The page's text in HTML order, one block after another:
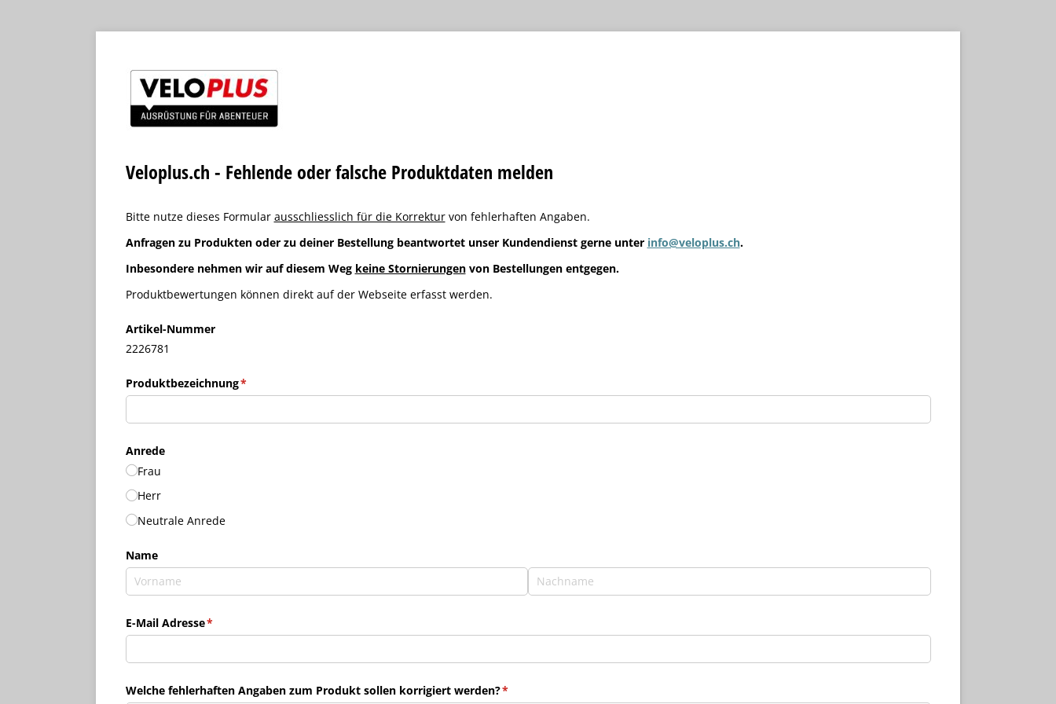
Veloplus.ch - Fehlende oder falsche Produktdaten melden
Bitte nutze dieses Formular ausschliesslich für die Korrekturvon fehlerhaften Angaben.
Anfragen zu Produkten oder zu deiner Bestellung beantwortet unser Kundendienst gerne unter info@veloplus.ch.
Inbesondere nehmen wir auf diesem Weg keine Stornierungenvon Bestellungen entgegen.
Produktbewertungen können direkt auf der Webseite erfasst werden.
Artikel-Nummer
2226781
Produktbezeichnung*
(erforderlich)
Anrede
Frau
Herr
Neutrale Anrede
Name
E-Mail Adresse*
(erforderlich)
Welche fehlerhaften Angaben zum Produkt sollen korrigiert werden?*
(erforderlich)